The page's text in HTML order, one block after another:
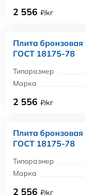
2 556 ₽/кг
Плита
ГОСТ 18175-78
Типоразмер
Марка
2 556 ₽/кг
Плита
ГОСТ 18175-78
Типоразмер
Марка
2 556 ₽/кг